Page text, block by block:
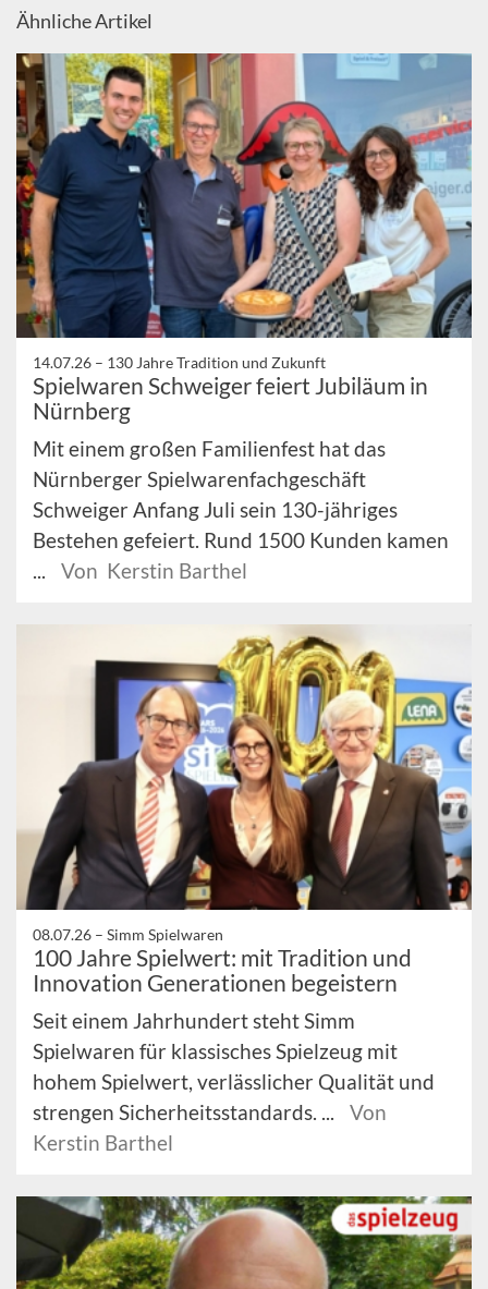
Ähnliche Artikel
14.07.26 – 130 Jahre Tradition und Zukunft
Spielwaren Schweiger feiert Jubiläum in
Nürnberg
Mit einem großen Familienfest hat das
Nürnberger Spielwarenfachgeschäft
Schweiger Anfang Juli sein 130-jähriges
Bestehen gefeiert. Rund 1500 Kunden kamen
...
Von Kerstin Barthel
08.07.26 – Simm Spielwaren
100 Jahre Spielwert: mit Tradition und
Innovation Generationen begeistern
Seit einem Jahrhundert steht Simm
Spielwaren für klassisches Spielzeug mit
hohem Spielwert, verlässlicher Qualität und
strengen Sicherheitsstandards. ...
Von
Kerstin Barthel